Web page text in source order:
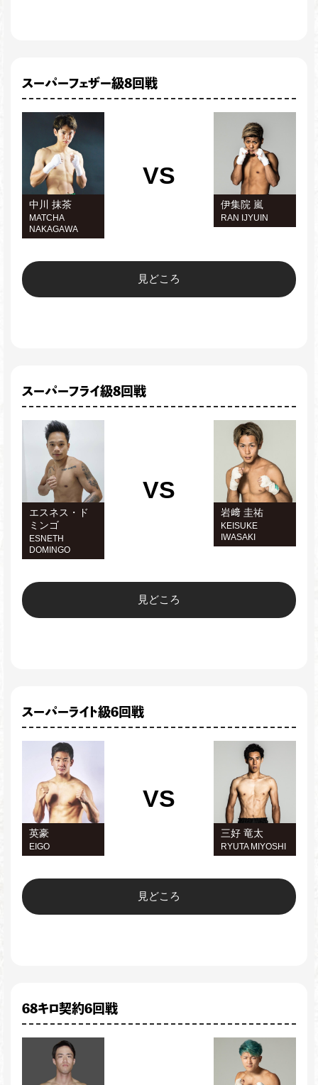
スーパーフェザー級8回戦
中川 抹茶
MATCHA
NAKAGAWA
VS
伊集院 嵐
RAN IJYUIN
見どころ
スーパーフライ級8回戦
エスネス・ド
ミンゴ
ESNETH
DOMINGO
VS
岩﨑 圭祐
KEISUKE
IWASAKI
見どころ
スーパーライト級6回戦
英豪
EIGO
VS
三好 竜太
RYUTA MIYOSHI
見どころ
68キロ契約6回戦